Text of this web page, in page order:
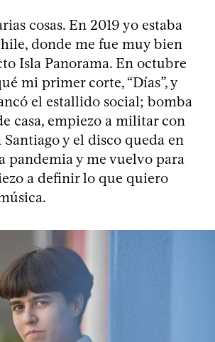
cosas. En 2019 yo estaba
donde me fue muy bien
Isla Panorama. En octubre
mi primer corte, “Días”, y
el estallido social; bomba
casa, empiezo a militar con
y el disco queda en
pandemia y me vuelvo para
a definir lo que quiero